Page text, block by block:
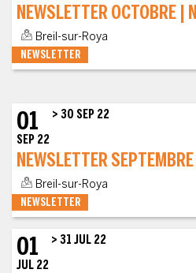
NEWSLETTER OCTOBRE |
Breil-sur-Roya
NEWSLETTER
01
SEP 22
> 30 SEP 22
NEWSLETTER
Breil-sur-Roya
NEWSLETTER
01
JUL 22
> 31 JUL 22